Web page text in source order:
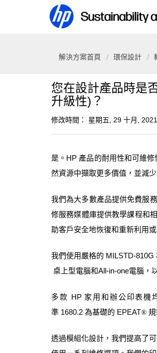
解決方案首頁 環保設計
您在設計產品時是
升級性)？
修改時間： 星期五, 29 十月,
是。 HP 產品的耐用性和可維
然資源中擷取更多價值，並減
我們為大多數產品提供免費服
修服務媒體庫提供教學課程和
助客戶安全地恢復和重新利用
我們使用嚴格的 MILSTD-810G
桌上型電腦和All-in-one電腦，
多款 HP 家用和辦公印表機
準 1680.2 為基礎的 EPEAT®
透過模組化設計，我們提高了